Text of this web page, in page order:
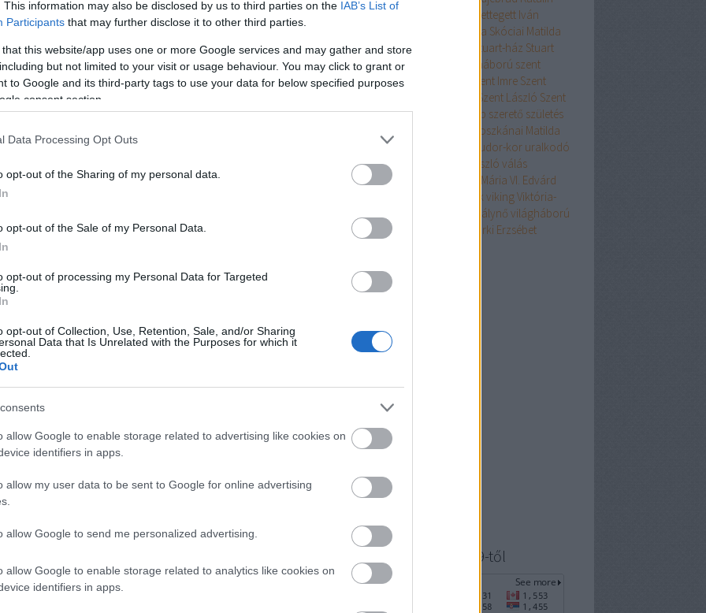
This information may also be disclosed by us to third parties on the IAB’s List of
Participants that may further disclose it to other third parties.
that this website/app uses one or more Google services and may gather and store
but not limited to your visit or usage behaviour. You may click to grant or
to Google and its third-party tags to use your data for below specified purposes
consent section.
Data Processing Opt Outs
opt-out of the Sharing of my personal data.
opt-out of the Sale of my Personal Data.
opt-out of processing my Personal Data for Targeted
opt-out of Collection, Use, Retention, Sale, and/or Sharing
Data that Is Unrelated with the Purposes for which it
allow Google to enable storage related to advertising like cookies on
identifiers in apps.
allow my user data to be sent to Google for online advertising
allow Google to send me personalized advertising.
allow Google to enable storage related to analytics like cookies on
identifiers in apps.
lettek.
forrásra támaszkodik. Geoffroi Gaimar, az angol-
munkájában Ágotát
hanem egyenes genealógiai állítás. Az 1054-es angol
püspök vezetett, nem Kijev vagy Regensburg felé
hazahívása volt. Ealdred a kölni érseki udvarig jutott, ott
haza — de már a célpont beszédes: az angol udvar
1057-ben valóban onnan érkezett, feleségével és
vagy ott nőttek fel; a család élete valamiképpen a magyar
polgárháború
Rettegett Iván
Skócia Skóciai Matilda
skótspanyolSpanyolország Stuart-ház Stuart
Mária svéd Szaladin százéves háború szent
szentté avatás
Szent Imre Szent
Szent László Szent
MargitSzent Piroska Szép Fülöp szerető születés
Toszkánai Matilda
trónfosztás
Tudor-kor uralkodó
uralkodónő
V. László válás
vallásháború
Véres Mária VI. Edvárd
VIII. Henrik vikingViktória-
Viktória királynő világháború
XIV. Lajos
XV. Lajos
Yorki Erzsébet
Archívum
2026 május
(
2026 április
2026 február(7
2026 január(
2025 október
Tovább ...
Egyéb
Látogatók 2020. július 9-től